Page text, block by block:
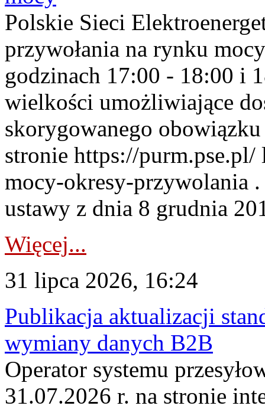
Polskie Sieci
przywołania na rynku
godzinach 17:00 - 18:00 i
wielkości umożliwiające
skorygowanego
stronie https://
mocy-okresy-przywolania
ustawy z dnia 8 grudnia
Więcej...
31 lipca 2026, 16:24
Publikacja aktualizacji
wymiany danych B2B
Operator systemu
31.07.2026 r. na stronie